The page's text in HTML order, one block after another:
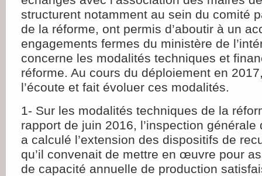
structurent notamment au sein du comité
de la réforme, ont permis d’aboutir à un
engagements fermes du ministère de
concerne les modalités techniques et
réforme. Au cours du déploiement en
l’écoute et fait évoluer ces modalités.
1- Sur les modalités techniques de la
rapport de juin 2016, l’inspection générale
a calculé l’extension des dispositifs de
qu’il convenait de mettre en œuvre pour
de capacité annuelle de production